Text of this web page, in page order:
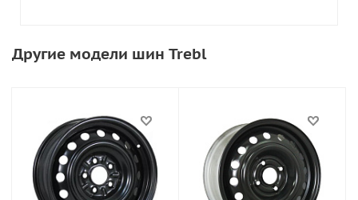
Другие модели шин Trebl